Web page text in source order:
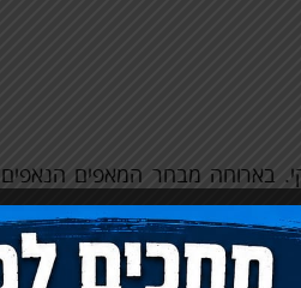
בארוחה מבחר המאפים הנאפים
ועוד.
זיתי מבושם.